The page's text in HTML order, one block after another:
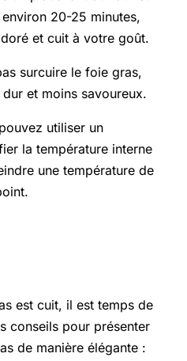
20-25 minutes,
doré et cuit à votre goût.
surcuire le foie gras,
et moins savoureux.
utiliser un
la température interne
une température de
est cuit, il est temps de
conseils pour présenter
de manière élégante :